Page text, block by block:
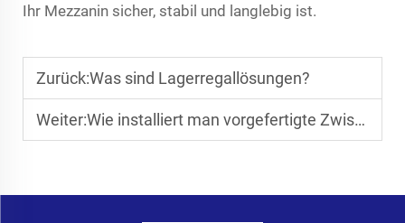
Ihr Mezzanin sicher, stabil und langlebig ist.
Zurück:Was sind Lagerregallösungen?
Weiter:Wie installiert man vorgefertigte Zwischengeschoss-Systeme?